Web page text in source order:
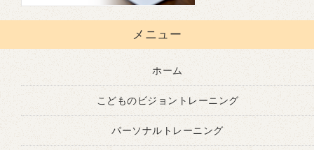
メニュー
ホーム
こどものビジョントレーニング
パーソナルトレーニング